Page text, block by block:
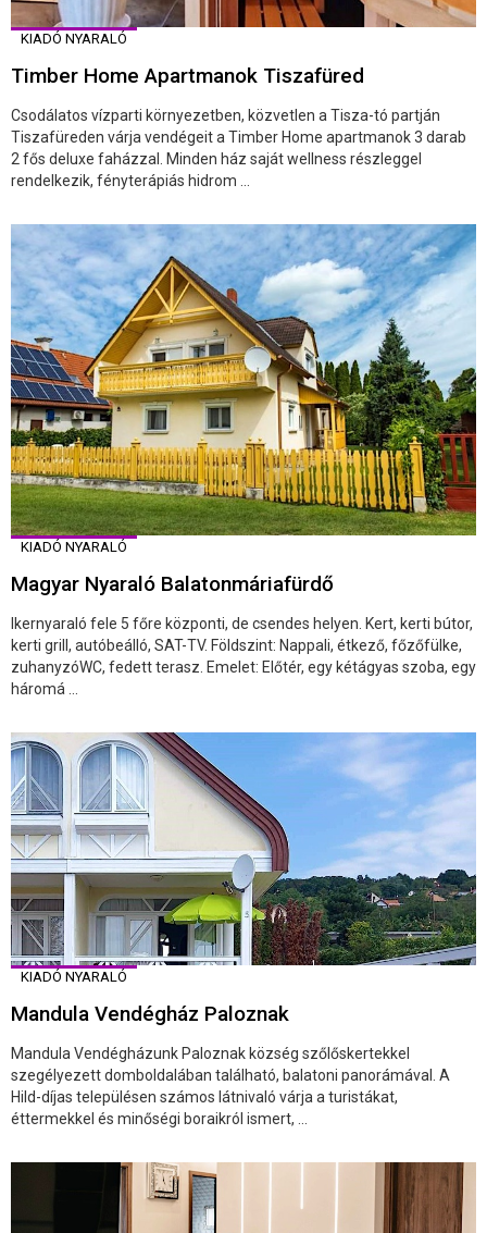
KIADÓ NYARALÓ
Timber Home Apartmanok Tiszafüred
Csodálatos vízparti környezetben, közvetlen a Tisza-tó partján
Tiszafüreden várja vendégeit a Timber Home apartmanok 3 darab
2 fős deluxe faházzal. Minden ház saját wellness részleggel
rendelkezik, fényterápiás hidrom ...
KIADÓ NYARALÓ
Magyar Nyaraló Balatonmáriafürdő
Ikernyaraló fele 5 főre központi, de csendes helyen. Kert, kerti bútor,
kerti grill, autóbeálló, SAT-TV. Földszint: Nappali, étkező, főzőfülke,
zuhanyzóWC, fedett terasz. Emelet: Előtér, egy kétágyas szoba, egy
háromá ...
KIADÓ NYARALÓ
Mandula Vendégház Paloznak
Mandula Vendégházunk Paloznak község szőlőskertekkel
szegélyezett domboldalában található, balatoni panorámával. A
Hild-díjas településen számos látnivaló várja a turistákat,
éttermekkel és minőségi boraikról ismert, ...